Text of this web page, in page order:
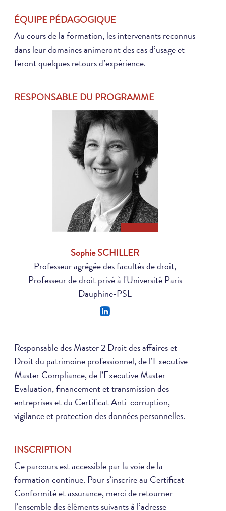
ÉQUIPE PÉDAGOGIQUE
Au cours de la formation, les intervenants reconnus
dans leur domaines animeront des cas d’usage et
feront quelques retours d’expérience.
RESPONSABLE DU PROGRAMME
Sophie SCHILLER
Professeur agrégée des facultés de droit,
Professeur de droit privé à l'Université Paris
Dauphine-PSL
Responsable des Master 2 Droit des affaires et
Droit du patrimoine professionnel, de l’Executive
Master Compliance, de l’Executive Master
Evaluation, financement et transmission des
entreprises et du Certificat Anti-corruption,
vigilance et protection des données personnelles.
INSCRIPTION
Ce parcours est accessible par la voie de la
formation continue. Pour s’inscrire au Certificat
Conformité et assurance, merci de retourner
l’ensemble des éléments suivants à l’adresse